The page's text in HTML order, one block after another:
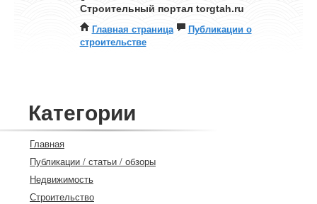
Строительный портал torgtah.ru
Главная страница
Публикации о
строительстве
Категории
Главная
Публикации / статьи / обзоры
Недвижимость
Строительство